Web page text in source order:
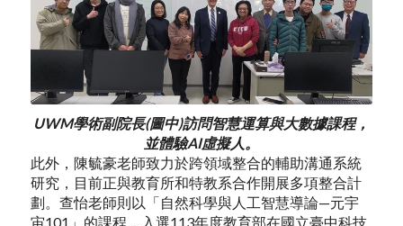
UWM學術副院長(圖中)訪問智慧運算與大數據課程，
並體驗AI虛擬人。
此外，陳毓豪老師致力於跨領域整合的輔助溝通系統
研究，目前正與教育所和特教系合作開展多項整合計
劃。查怡老師則以「自然科學與人工智慧導論—元宇
宙101」的課程，入選113年度教育部在國立臺中科技